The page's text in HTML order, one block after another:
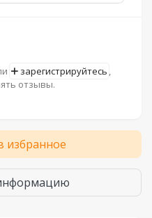
зарегистрируйтесь ,
отзывы.
избранное